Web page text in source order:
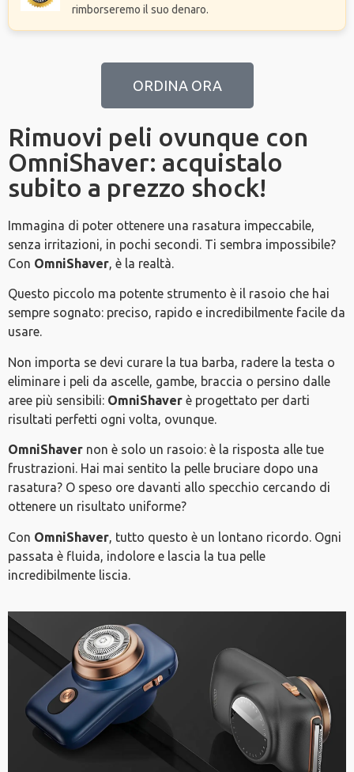
rimborseremo il suo denaro.
ORDINA ORA
Rimuovi peli ovunque con
OmniShaver: acquistalo
subito a prezzo shock!
Immagina di poter ottenere una rasatura impeccabile,
senza irritazioni, in pochi secondi. Ti sembra impossibile?
Con OmniShaver, è la realtà.
Questo piccolo ma potente strumento è il rasoio che hai
sempre sognato: preciso, rapido e incredibilmente facile da
usare.
Non importa se devi curare la tua barba, radere la testa o
eliminare i peli da ascelle, gambe, braccia o persino dalle
aree più sensibili: OmniShaver è progettato per darti
risultati perfetti ogni volta, ovunque.
OmniShaver non è solo un rasoio: è la risposta alle tue
frustrazioni. Hai mai sentito la pelle bruciare dopo una
rasatura? O speso ore davanti allo specchio cercando di
ottenere un risultato uniforme?
Con OmniShaver , tutto questo è un lontano ricordo. Ogni
passata è fluida, indolore e lascia la tua pelle
incredibilmente liscia.